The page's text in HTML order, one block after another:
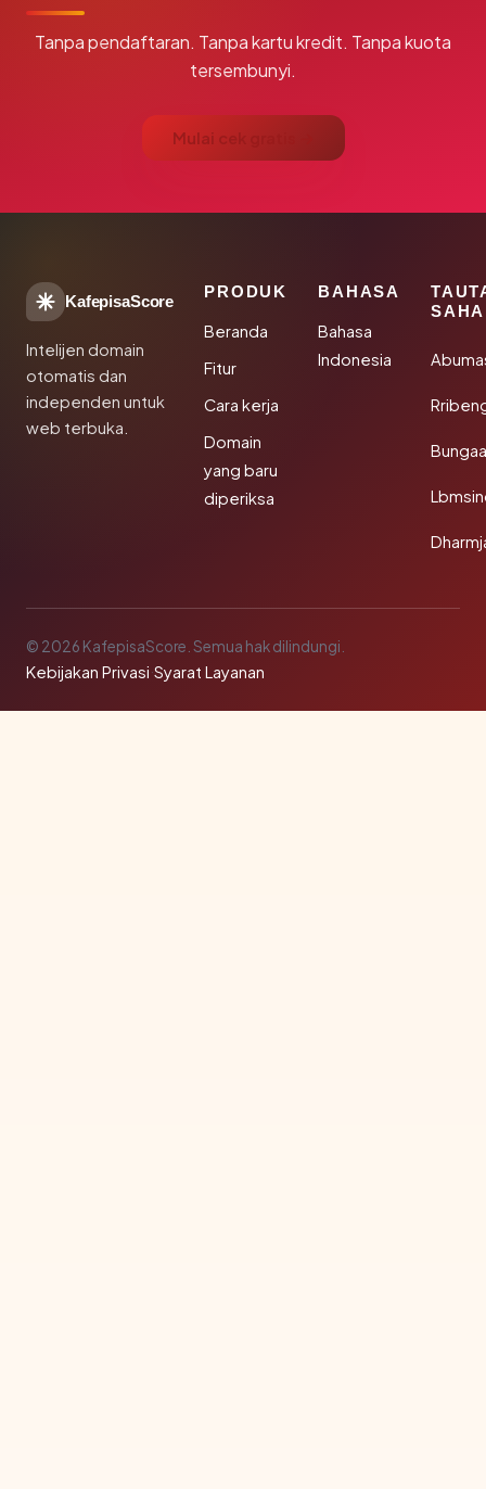
Tanpa pendaftaran. Tanpa kartu kredit. Tanpa kuota
tersembunyi.
Mulai cek gratis →
KafepisaScore
Intelijen domain
otomatis dan
independen untuk
web terbuka.
PRODUK
Beranda
Fitur
Cara kerja
Domain
yang baru
diperiksa
BAHASA
Bahasa
Indonesia
© 2026 KafepisaScore. Semua hak dilindungi.
Kebijakan Privasi·Syarat Layanan